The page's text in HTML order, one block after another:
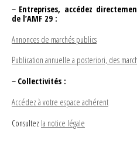
– Entreprises, accédez
de l’AMF 29 :
Annonces de marchés publics
Publication annuelle a posteriori, des
– Collectivités :
Accédez à votre espace adhérent
Consultez la notice légale